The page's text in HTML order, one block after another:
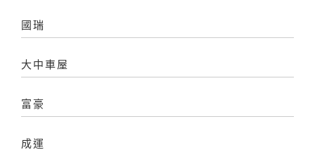
國瑞
大中車屋
富豪
成運